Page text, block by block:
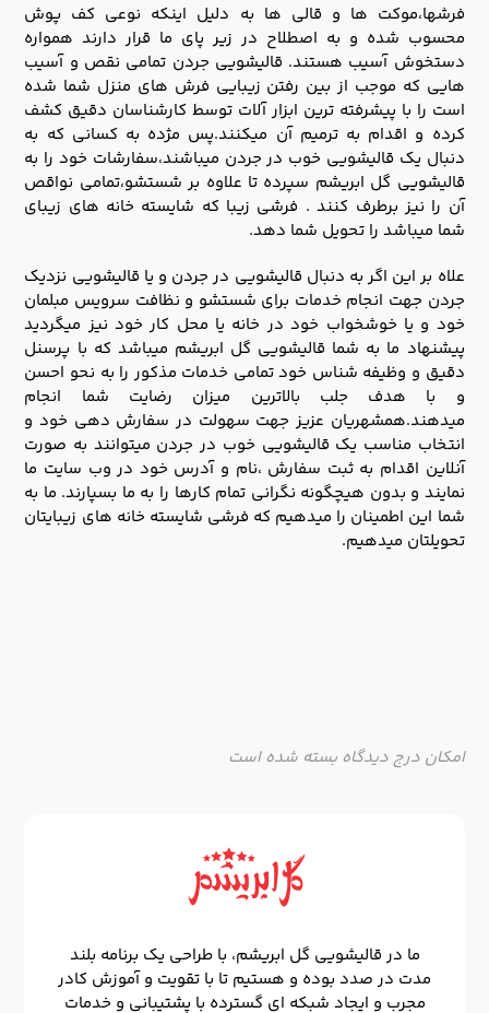
فرشها،موکت ها و قالی ها به دلیل اینکه نوعی کف پوش
محسوب شده و به اصطلاح در زیر پای ما قرار دارند همواره
دستخوش آسیب هستند. قالیشویی جردن تمامی نقص و آسیب
هایی که موجب از بین رفتن زیبایی فرش های منزل شما شده
است را با پیشرفته ترین ابزار آلات توسط کارشناسان دقیق کشف
کرده و اقدام به ترمیم آن میکنند.پس مژده به کسانی که به
دنبال یک قالیشویی خوب در جردن میباشند،سفارشات خود را به
قالیشویی گل ابریشم سپرده تا علاوه بر شستشو،تمامی نواقص
آن را نیز برطرف کنند . فرشی زیبا که شایسته خانه های زیبای
شما میباشد را تحویل شما دهد.
علاه بر این اگر به دنبال قالیشویی در جردن و یا قالیشویی نزدیک
جردن جهت انجام خدمات برای شستشو و نظافت سرویس مبلمان
خود و یا خوشخواب خود در خانه یا محل کار خود نیز میگردید
پیشنهاد ما به شما قالیشویی گل ابریشم میباشد که با پرسنل
دقیق و وظیفه شناس خود تمامی خدمات مذکور را به نحو احسن
و با هدف جلب بالاترین میزان رضایت شما انجام
میدهند.همشهریان عزیز جهت سهولت در سفارش دهی خود و
انتخاب مناسب یک قالیشویی خوب در جردن میتوانند به صورت
آنلاین اقدام به ثبت سفارش ،نام و آدرس خود در وب سایت ما
نمایند و بدون هیچگونه نگرانی تمام کارها را به ما بسپارند. ما به
شما این اطمینان را میدهیم که فرشی شایسته خانه های زیبایتان
تحویلتان میدهیم.
امکان درج دیدگاه بسته شده است
ما در قالیشویی گل ابریشم، با طراحی یک برنامه بلند
مدت در صدد بوده و هستیم تا با تقویت و آموزش کادر
مجرب و ایجاد شبکه ای گسترده با پشتیبانی و خدمات